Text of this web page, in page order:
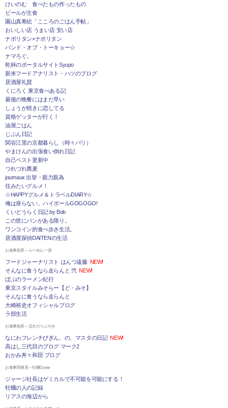
けいのむ 食べたもの作ったもの
ビールが主食
園山真希絵「こころのごはん手帖」
おいしい店 うまい店 安い店
ナポリタン×ナポリタン
バンド・オブ・トーキョー☆
ナマろぐ。
乾杯のポータルサイトSyupo
新米フードアナリスト・ハツのブログ
居酒屋礼賛
くにろく 東京食べある記
最後の晩餐にはまだ早い
しょうが焼きに恋してる
資格ゲッターが行く！
油屋ごはん
じぶん日記
関谷江里の京都暮らし（時々パリ）
やまけんの出張食い倒れ日記
自己ベスト更新中
つれづれ蕎麦
journaux 出挙・親力親為
住みたいグルメ！
☆HAPPYグルメ＆トラベルDIARY☆
俺は座らない。ハイボールGOGOGO!
くいどうらく日記 by Bob
この世にパンがある限り。
ワンコイン的食べ歩き生活。
居酒屋探偵DAITENの生活
お食事処系～らーめん一派
フードジャーナリスト はんつ遠藤 NEW!
そんなに食うなら走らんと 弐 NEW!
ぼぶのラーメン紀行
東京スタイルみそらー【ど・みそ】
そんなに食うなら走らんと
大崎裕史オフィシャルブログ
ラ部生活
お食事処系～店主のつぶやき
なにわフレンチびぎん、の、マスタの日記 NEW!
高はし三代目のブログ マーク2
おかみ丼々和田 ブログ
お食事関連系～牡蠣Oyster
ジャージ社長はゲミカルで不可能を可能にする！
牡蠣の人の記録
リアスの海辺から